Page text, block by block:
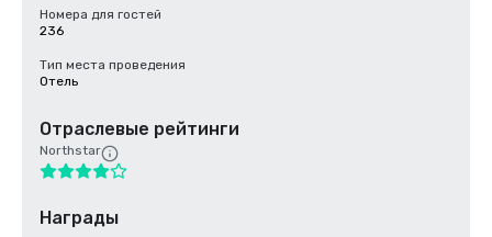
Номера для гостей
236
Тип места проведения
Отель
Отраслевые рейтинги
Northstar
Награды